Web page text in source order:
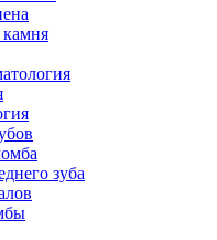
камня
зуба